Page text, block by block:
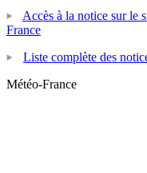
Accès à la notice sur le
France
Liste complète des
Météo-France